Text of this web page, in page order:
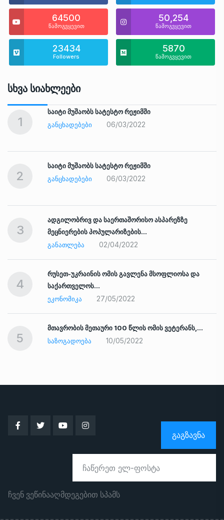
64500
წამოგვყევით
50,254
წამოგვყევით
23434
Followers
5870
წამოგვყევით
Სხვა Სიახლეები
1
საიტი მუშაობს სატესტო რეჟიმში
ᲒᲐᲜᲪᲮᲐᲓᲔᲑᲔᲑᲘ
06/03/2022
2
საიტი მუშაობს სატესტო რეჟიმში
ᲒᲐᲜᲪᲮᲐᲓᲔᲑᲔᲑᲘ
06/03/2022
3
ადგილობრივ და საერთაშორისო ასპარეზზე
მეცნიერების პოპულარიზების…
ᲒᲐᲜᲐᲗᲚᲔᲑᲐ
02/04/2022
4
რუსეთ-უკრაინის ომის გავლენა მსოფლიოსა და
საქართველოს…
ᲔᲙᲝᲜᲝᲛᲘᲙᲐ
27/05/2022
5
მთავრობის მეთაური 100 წლის ომის ვეტერანს,…
ᲡᲐᲖᲝᲒᲐᲓᲝᲔᲑᲐ
10/05/2022
ᲒᲐᲒᲖᲐᲕᲜᲐ
ჩვენ ვეწინააღმდეგებით სპამს